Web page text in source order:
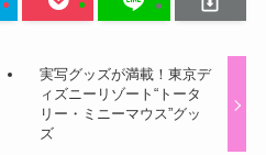
実写グッズが満載！東京デ
ィズニーリゾート“トータ
リー・ミニーマウス”グッ
ズ